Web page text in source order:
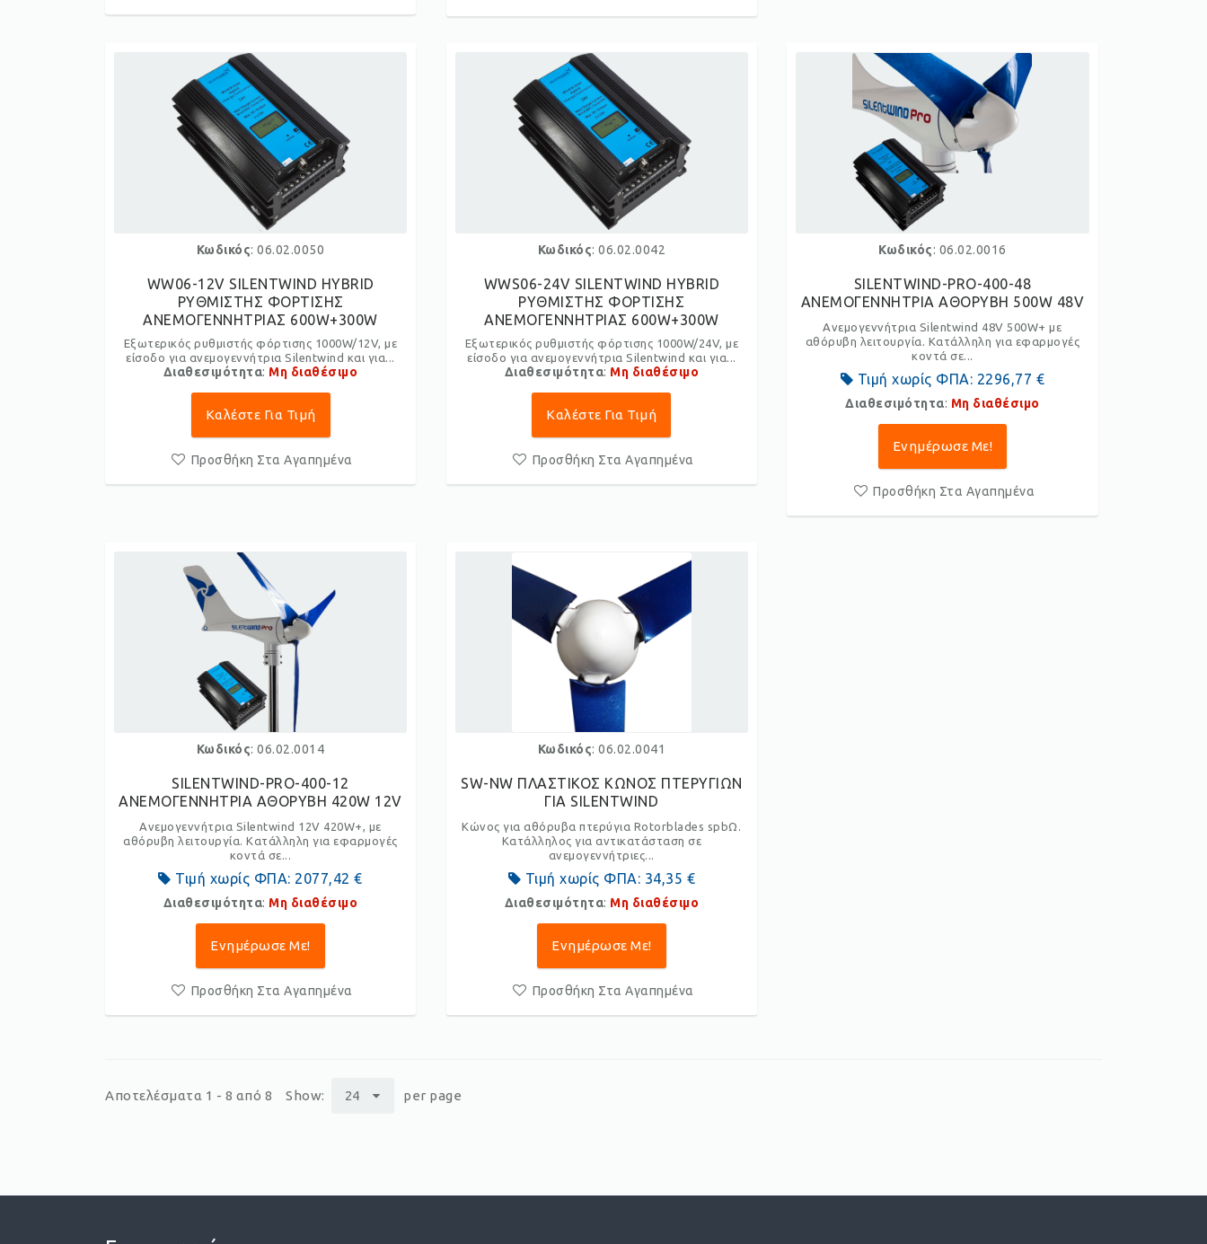
Κωδικός: 06.02.0050
WW06-12V SILENTWIND HYBRID
ΡΥΘΜΙΣΤΗΣ ΦΟΡΤΙΣΗΣ
ΑΝΕΜΟΓΕΝΝΗΤΡΙΑΣ 600W+300W
Εξωτερικός ρυθμιστής φόρτισης 1000W/12V, με
είσοδο για ανεμογεννήτρια Silentwind και για...
Διαθεσιμότητα: Μη διαθέσιμο
Καλέστε Για Τιμή
Προσθήκη Στα Αγαπημένα
Κωδικός: 06.02.0042
WWS06-24V SILENTWIND HYBRID
ΡΥΘΜΙΣΤΗΣ ΦΟΡΤΙΣΗΣ
ΑΝΕΜΟΓΕΝΝΗΤΡΙΑΣ 600W+300W
Εξωτερικός ρυθμιστής φόρτισης 1000W/24V, με
είσοδο για ανεμογεννήτρια Silentwind και για...
Διαθεσιμότητα: Μη διαθέσιμο
Καλέστε Για Τιμή
Προσθήκη Στα Αγαπημένα
Κωδικός: 06.02.0016
SILENTWIND-PRO-400-48
ΑΝΕΜΟΓΕΝΝΗΤΡΙΑ ΑΘΟΡΥΒΗ 500W 48V
Ανεμογεννήτρια Silentwind 48V 500W+ με
αθόρυβη λειτουργία. Κατάλληλη για εφαρμογές
κοντά σε...
Τιμή χωρίς ΦΠΑ: 2296,77 €
Διαθεσιμότητα: Μη διαθέσιμο
Ενημέρωσε Με!
Προσθήκη Στα Αγαπημένα
Κωδικός: 06.02.0014
SILENTWIND-PRO-400-12
ΑΝΕΜΟΓΕΝΝΗΤΡΙΑ ΑΘΟΡΥΒΗ 420W 12V
Ανεμογεννήτρια Silentwind 12V 420W+, με
αθόρυβη λειτουργία. Κατάλληλη για εφαρμογές
κοντά σε...
Τιμή χωρίς ΦΠΑ: 2077,42 €
Διαθεσιμότητα: Μη διαθέσιμο
Ενημέρωσε Με!
Προσθήκη Στα Αγαπημένα
Κωδικός: 06.02.0041
SW-NW ΠΛΑΣΤΙΚΟΣ ΚΩΝΟΣ ΠΤΕΡΥΓΙΩΝ
ΓΙΑ SILENTWIND
Κώνος για αθόρυβα πτερύγια Rotorblades spbΩ.
Κατάλληλος για αντικατάσταση σε
ανεμογεννήτριες...
Τιμή χωρίς ΦΠΑ: 34,35 €
Διαθεσιμότητα: Μη διαθέσιμο
Ενημέρωσε Με!
Προσθήκη Στα Αγαπημένα
Αποτελέσματα 1 - 8 από 8 Show: 24 per page